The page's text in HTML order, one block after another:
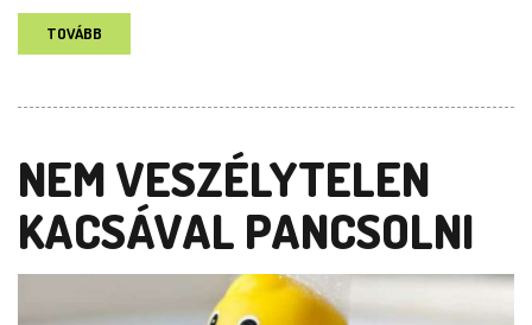
TOVÁBB
NEM VESZÉLYTELEN
KACSÁVAL PANCSOLNI